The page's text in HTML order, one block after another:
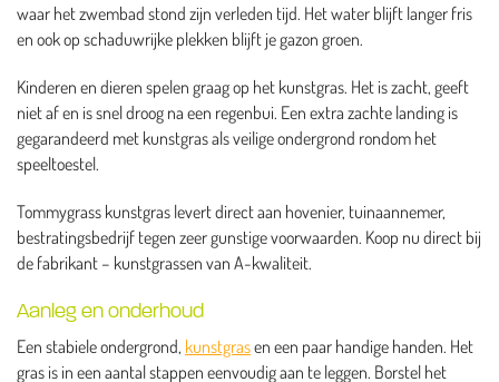
waar het zwembad stond zijn verleden tijd. Het water blijft langer fris
en ook op schaduwrijke plekken blijft je gazon groen.
Kinderen en dieren spelen graag op het kunstgras. Het is zacht, geeft
niet af en is snel droog na een regenbui. Een extra zachte landing is
gegarandeerd met kunstgras als veilige ondergrond rondom het
speeltoestel.
Tommygrass kunstgras levert direct aan hovenier, tuinaannemer,
bestratingsbedrijf tegen zeer gunstige voorwaarden. Koop nu direct bij
de fabrikant – kunstgrassen van A-kwaliteit.
Aanleg en onderhoud
Een stabiele ondergrond, kunstgrasen een paar handige handen. Het
gras is in een aantal stappen eenvoudig aan te leggen. Borstel het